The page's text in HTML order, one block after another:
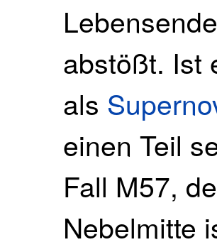
abstößt. Ist
als
einen Teil
Fall M57,
Nebelmitte